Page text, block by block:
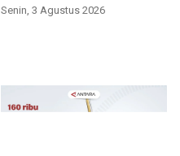
Senin, 3 Agustus 2026